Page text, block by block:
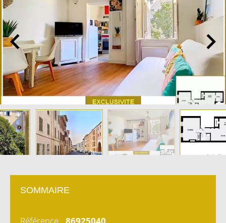
SOMMAIRE